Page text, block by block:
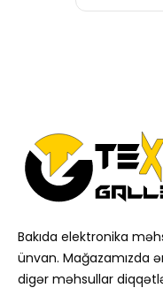
Bakıda elektronika
ünvan. Mağazamızda
digər məhsullar